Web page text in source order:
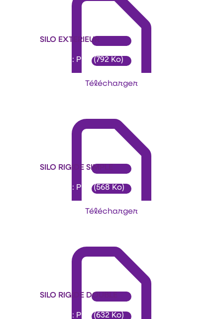
SILO EXTERIEUR
Format : PDF (792 Ko)
Télécharger
SILO RIGIDE SIMPLE
Format : PDF (568 Ko)
Télécharger
SILO RIGIDE DOUBLE
Format : PDF (632 Ko)